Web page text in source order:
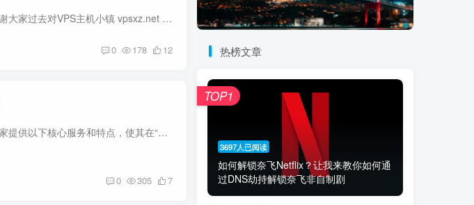
👋 致各位老朋友的一封信大家好，这里是站长。 首先感谢大家过去对VPS主机小镇 vpsxz.net 的支持与陪伴。随着用户的增加发展，我们意识到原来的网站架构已经无法满足大家日益增长的“硬核”需求...
0 178 12
1、大牛子流量转发：核心优势与特点大牛子流量转发商家提供以下核心服务和特点，使其在“流量转发商家”中脱颖而出： 移动、联通、电信三网 IEPL 转发： 支持中国移动、中国联通、中国电信三大...
0 305 7
热榜文章
3697人已阅读
如何解锁奈飞Netflix？让我来教你如何通
过DNS劫持解锁奈飞非自制剧
TOP1